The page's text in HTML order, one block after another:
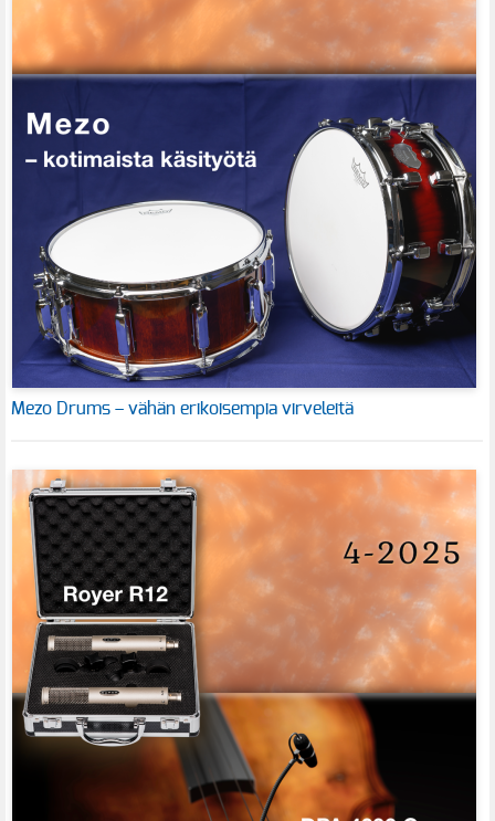
Mezo Drums – vähän erikoisempia virveleitä